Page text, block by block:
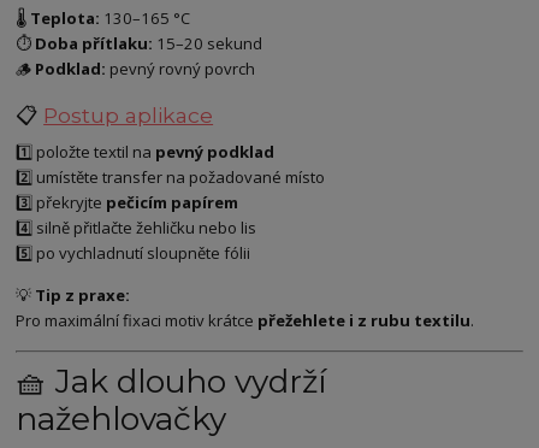
🌡️ Teplota: 130–165 °C
⏱️ Doba přítlaku: 15–20 sekund
🪵 Podklad: pevný rovný povrch
📋 Postup aplikace
1️⃣ položte textil na pevný podklad
2️⃣ umístěte transfer na požadované místo
3️⃣ překryjte pečicím papírem
4️⃣ silně přitlačte žehličku nebo lis
5️⃣ po vychladnutí sloupněte fólii
💡 Tip z praxe:
Pro maximální fixaci motiv krátce přežehlete i z rubu textilu.
🧺 Jak dlouho vydrží
nažehlovačky